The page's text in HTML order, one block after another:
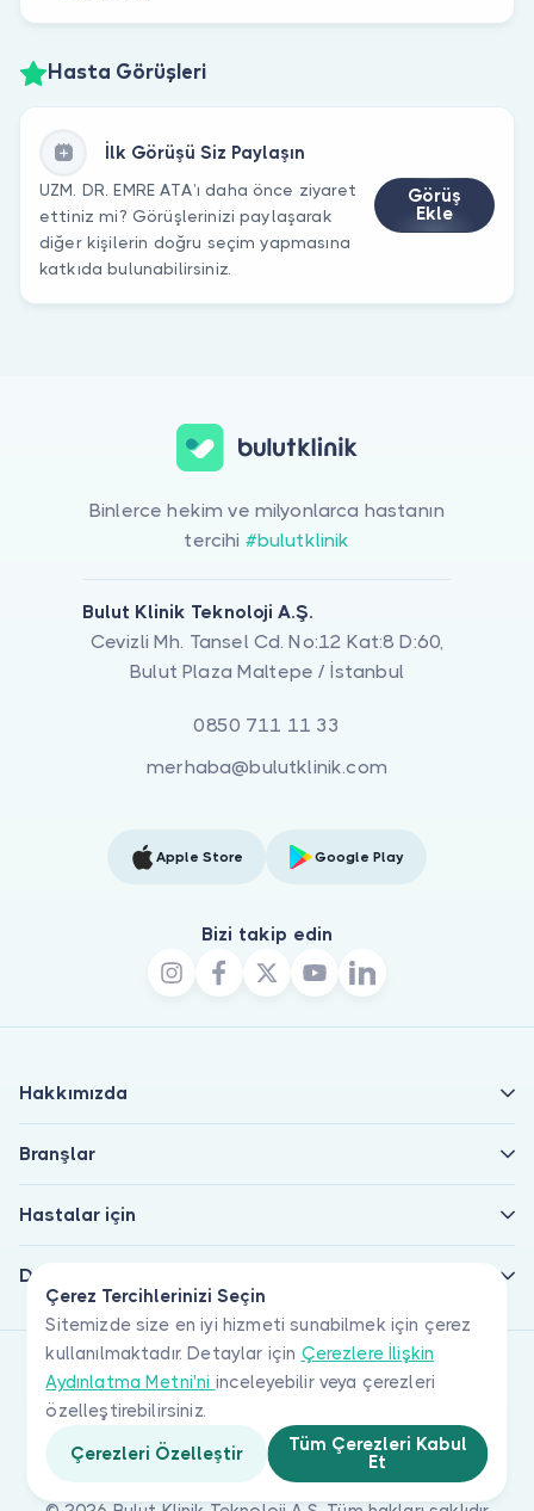
Hasta Görüşleri
İlk Görüşü Siz Paylaşın
UZM. DR. EMRE ATA’ı daha önce ziyaret
ettiniz mi? Görüşlerinizi paylaşarak
diğer kişilerin doğru seçim yapmasına
katkıda bulunabilirsiniz.
Görüş
Ekle
Çerez Tercihlerinizi Seçin
Sitemizde size en iyi hizmeti sunabilmek için çerez
kullanılmaktadır. Detaylar için Çerezlere İlişkin
Aydınlatma Metni'ni inceleyebilir veya çerezleri
özelleştirebilirsiniz.
Çerezleri Özelleştir
Tüm Çerezleri Kabul
Et
Binlerce hekim ve milyonlarca hastanın
tercihi #bulutklinik
Bulut Klinik Teknoloji A.Ş.
Cevizli Mh. Tansel Cd. No:12 Kat:8 D:60,
Bulut Plaza Maltepe / İstanbul
0850 711 11 33
merhaba@bulutklinik.com
Apple Store Google Play
Bizi takip edin
Hakkımızda
Branşlar
Hastalar için
Doktorlar için